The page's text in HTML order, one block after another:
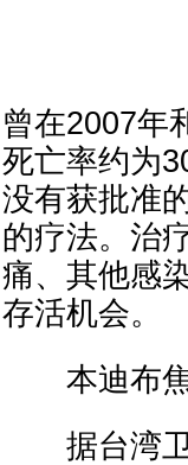
曾在2007年
死亡率约为
没有获批准
的疗法。治
痛、其他感
存活机会。
本迪布焦
据台湾卫